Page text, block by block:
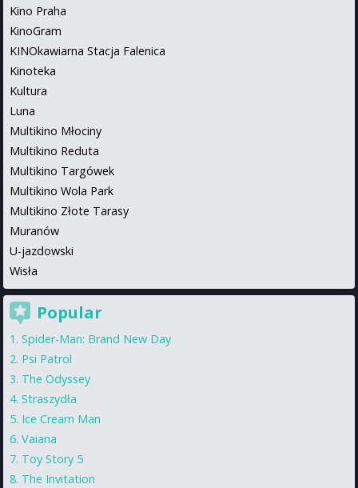
Kino Praha
KinoGram
KINOkawiarna Stacja Falenica
Kinoteka
Kultura
Luna
Multikino Młociny
Multikino Reduta
Multikino Targówek
Multikino Wola Park
Multikino Złote Tarasy
Muranów
U-jazdowski
Wisła
Popular
Spider-Man: Brand New Day
Psi Patrol
The Odyssey
Straszydła
Ice Cream Man
Vaiana
Toy Story 5
The Invitation